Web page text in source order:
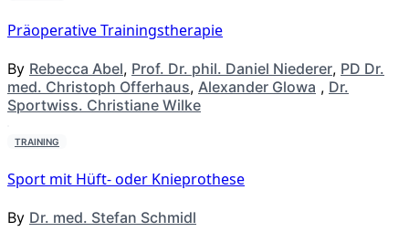
Präoperative Trainingstherapie
By Rebecca Abel, Prof. Dr. phil. Daniel Niederer, PD Dr.
med. Christoph Offerhaus, Alexander Glowa , Dr.
Sportwiss. Christiane Wilke
TRAINING
Sport mit Hüft- oder Knieprothese
By Dr. med. Stefan Schmidl